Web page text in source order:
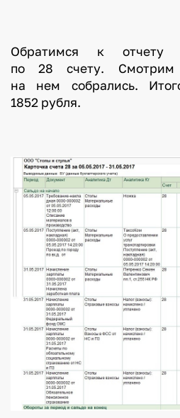
Обратимся к отчету
по 28 счету. Смотрим
на нем собрались.
1852 рубля.